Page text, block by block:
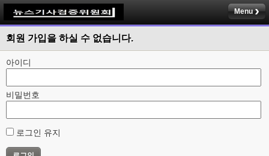
Menu
회원 가입을 하실 수 없습니다.
아이디
비밀번호
로그인 유지